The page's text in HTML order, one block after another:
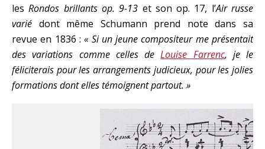
lesRondos brillants op. 9-13 et son op. 17, l’Air russe
varié dont même Schumann prend note dans sa
revue en 1836 :« Si un jeune compositeur me présentait
des variations comme celles deLouise Farrenc, je le
féliciterais pour les arrangements judicieux, pour les jolies
formations dont elles témoignent partout. »